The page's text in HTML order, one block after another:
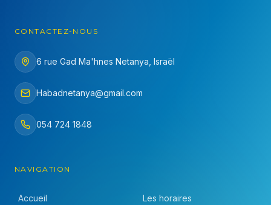
CONTACTEZ-NOUS
6 rue Gad Ma'hnes Netanya, Israël
Habadnetanya@gmail.com
054 724 1848
NAVIGATION
Accueil Les horaires